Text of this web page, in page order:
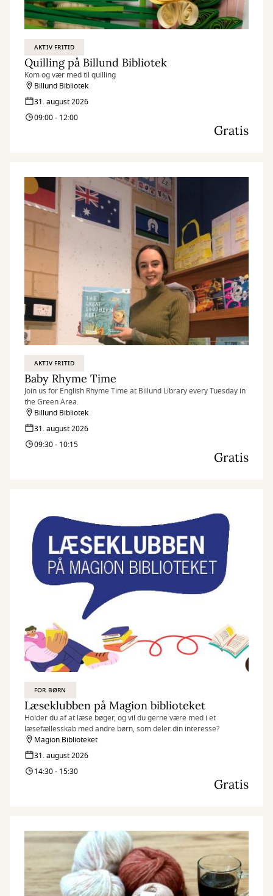
AKTIV FRITID
Quilling på Billund Bibliotek
Kom og vær med til quilling
Billund Bibliotek
31. august 2026
09:00 - 12:00
Gratis
AKTIV FRITID
Baby Rhyme Time
Join us for English Rhyme Time at Billund Library every Tuesday in
the Green Area.
Billund Bibliotek
31. august 2026
09:30 - 10:15
Gratis
FOR BØRN
Læseklubben på Magion biblioteket
Holder du af at læse bøger, og vil du gerne være med i et
læsefællesskab med andre børn, som deler din interesse?
Magion Biblioteket
31. august 2026
14:30 - 15:30
Gratis